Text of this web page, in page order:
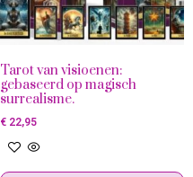
Tarot van visioenen:
gebaseerd op magisch
surrealisme.
€22,95